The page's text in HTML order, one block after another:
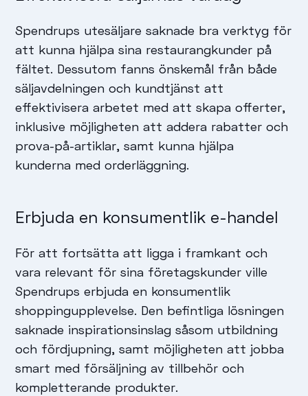
Spendrups utesäljare saknade bra verktyg för
att kunna hjälpa sina restaurangkunder på
fältet. Dessutom fanns önskemål från både
säljavdelningen och kundtjänst att
effektivisera arbetet med att skapa offerter,
inklusive möjligheten att addera rabatter och
prova-på-artiklar, samt kunna hjälpa
kunderna med orderläggning.
Erbjuda en konsumentlik e-handel
För att fortsätta att ligga i framkant och
vara relevant för sina företagskunder ville
Spendrups erbjuda en konsumentlik
shoppingupplevelse. Den befintliga lösningen
saknade inspirationsinslag såsom utbildning
och fördjupning, samt möjligheten att jobba
smart med försäljning av tillbehör och
kompletterande produkter.